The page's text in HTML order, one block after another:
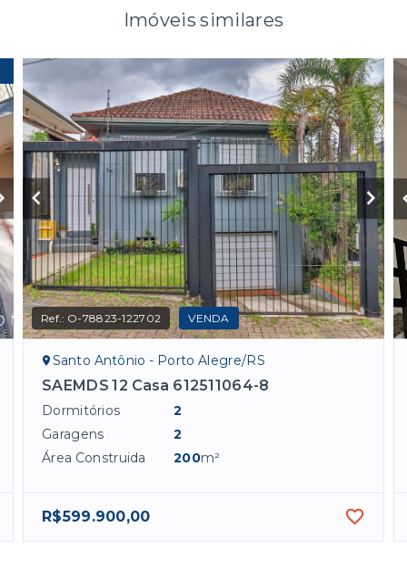
Imóveis similares
Ref.: O-78823-122702 VENDA
Santo Antônio - Porto Alegre/RS
SAEMDS 12 Casa 612511064-8
Dormitórios
2
Garagens
2
Área Construida
200m²
R$599.900,00